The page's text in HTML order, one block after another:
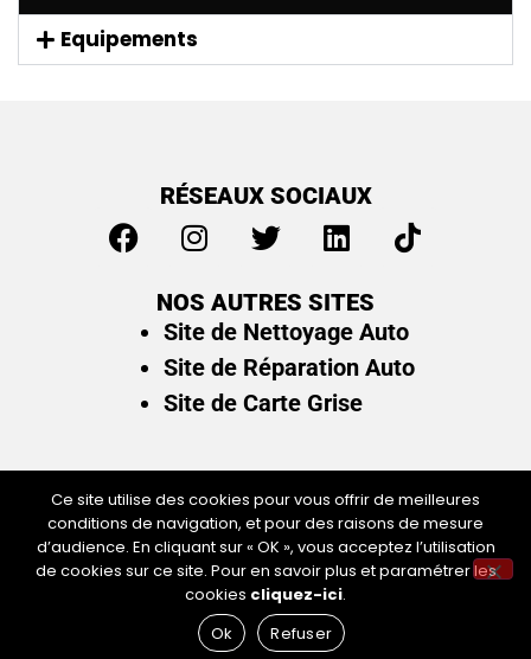
Equipements
RÉSEAUX SOCIAUX
NOS AUTRES SITES
Site de Nettoyage Auto
Site de Réparation Auto
Site de Carte Grise
Plan du site/Mentions légales & politique de
confidentialité
Ce site utilise des cookies pour vous offrir de meilleures
conditions de navigation, et pour des raisons de mesure
d’audience. En cliquant sur « OK », vous acceptez l’utilisation
de cookies sur ce site. Pour en savoir plus et paramétrer les
cookies cliquez-ici.
Ok
Refuser